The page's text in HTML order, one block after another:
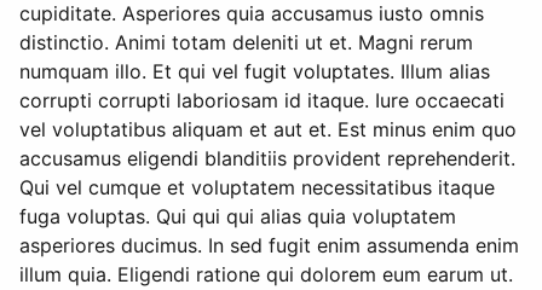
cupiditate. Asperiores quia accusamus iusto omnis
distinctio. Animi totam deleniti ut et. Magni rerum
numquam illo. Et qui vel fugit voluptates. Illum alias
corrupti corrupti laboriosam id itaque. Iure occaecati
vel voluptatibus aliquam et aut et. Est minus enim quo
accusamus eligendi blanditiis provident reprehenderit.
Qui vel cumque et voluptatem necessitatibus itaque
fuga voluptas. Qui qui qui alias quia voluptatem
asperiores ducimus. In sed fugit enim assumenda enim
illum quia. Eligendi ratione qui dolorem eum earum ut.